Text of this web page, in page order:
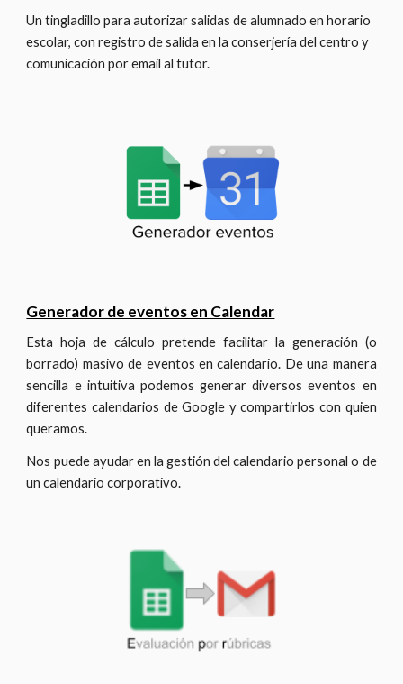
Un tingladillo para autorizar salidas de alumnado en horario
escolar, con registro de salida en la conserjería del centro y
comunicación por email al tutor.
Generador de eventos en Calendar
Esta hoja de cálculo pretende facilitar la generación (o
borrado) masivo de eventos en calendario. De una manera
sencilla e intuitiva podemos generar diversos eventos en
diferentes calendarios de Google y compartirlos con quien
queramos.
Nos puede ayudar en la gestión del calendario personal o de
un calendario corporativo.